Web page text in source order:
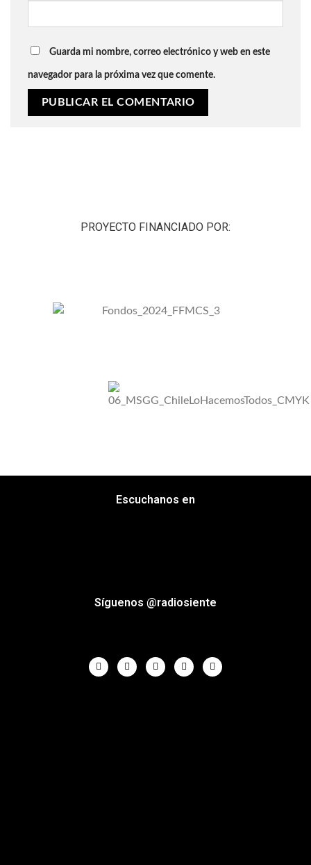
Guarda mi nombre, correo electrónico y web en este
navegador para la próxima vez que comente.
PROYECTO FINANCIADO POR:
Escuchanos en
Síguenos @radiosiente